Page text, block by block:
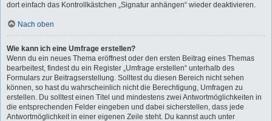
dort einfach das Kontrollkästchen „Signatur anhängen“ wieder deaktivieren.
Nach oben
Wie kann ich eine Umfrage erstellen?
Wenn du ein neues Thema eröffnest oder den ersten Beitrag eines Themas
bearbeitest, findest du ein Register „Umfrage erstellen“ unterhalb des
Formulars zur Beitragserstellung. Solltest du diesen Bereich nicht sehen
können, so hast du wahrscheinlich nicht die Berechtigung, Umfragen zu
erstellen. Du solltest einen Titel und mindestens zwei Antwortmöglichkeiten in
die entsprechenden Felder eingeben und dabei sicherstellen, dass jede
Antwortmöglichkeit in einer eigenen Zeile steht. Du kannst auch unter